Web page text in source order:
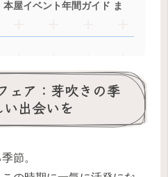
本屋イベント年間ガイド ま
ェア：芽吹きの季
出会いを
節。